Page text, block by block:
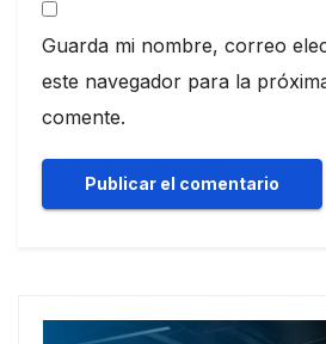
Guarda mi nombre, correo
este navegador para la
comente.